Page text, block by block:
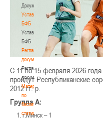
Документы
Устав
БФБ
Устав
БФБ
Регламентирующие
документы
Регламентирующие
документы
Материалы
по
баскетбольной
статистике
С 11 по 15 февраля 2026
пройдут Республиканские
2012 гг. р.
Группа А:
г.Минск – 1